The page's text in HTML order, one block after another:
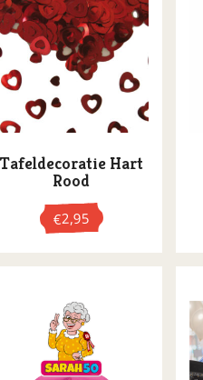
Tafeldecoratie Hart
Rood
€2,95